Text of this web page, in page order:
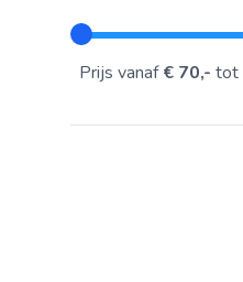
Prijs vanaf€ 70,- tot